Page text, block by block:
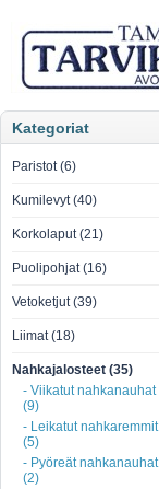
Kategoriat
Paristot (6)
Kumilevyt (40)
Korkolaput (21)
Puolipohjat (16)
Vetoketjut (39)
Liimat (18)
Nahkajalosteet (35)
- Viikatut nahkanauhat
(9)
- Leikatut nahkaremmit
(5)
- Pyöreät nahkanauhat
(2)